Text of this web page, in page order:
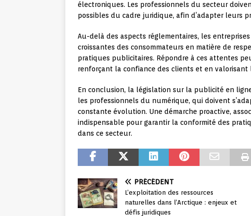
électroniques. Les professionnels du secteur
possibles du cadre juridique, afin d’adapter leurs
Au-delà des aspects réglementaires, les
croissantes des consommateurs en matière de
pratiques publicitaires. Répondre à ces attentes
renforçant la confiance des clients et en valorisant
En conclusion, la législation sur la publicité en
les professionnels du numérique, qui doivent
constante évolution. Une démarche proactive,
indispensable pour garantir la conformité des
dans ce secteur.
PRÉCÉDENT
L’exploitation des ressources
naturelles dans l’Arctique : enjeux et
défis juridiques